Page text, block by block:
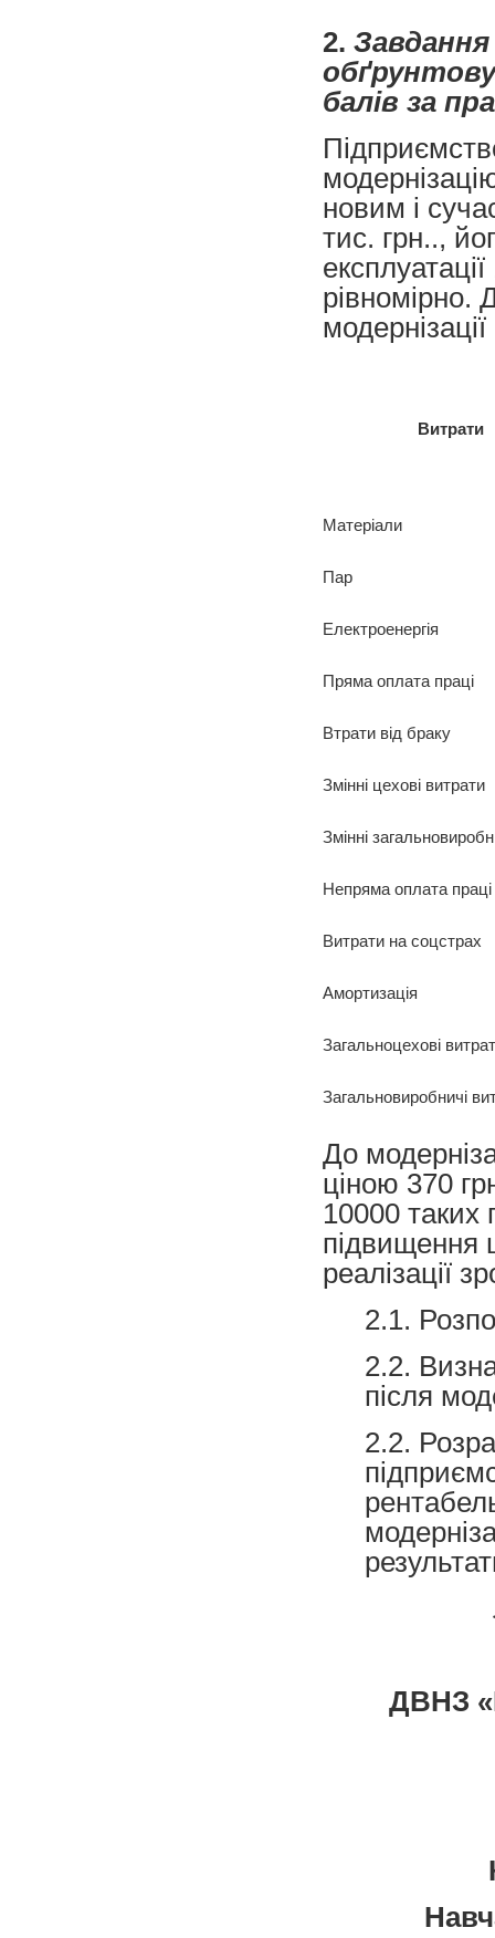
2.
балів за
новим і
тис. грн..,
рівномірно.
Витрати
Матеріали
Пар
Електроенергія
Пряма оплата праці
Втрати від браку
Змінні цехові витрати
Змінні
Непряма оплата праці
Витрати на соцстрах
Амортизація
Загальноцехові
Загальновиробничі
До
ціною 370
10000 таких
підвищення
реалізації
2.1.
2.2.
після
2.2.
ДВНЗ